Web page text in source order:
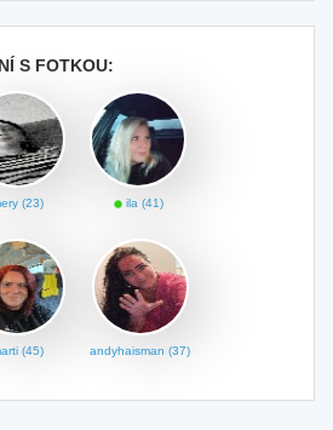
S FOTKOU:
(23) ila (41)
(45) andyhaisman (37)